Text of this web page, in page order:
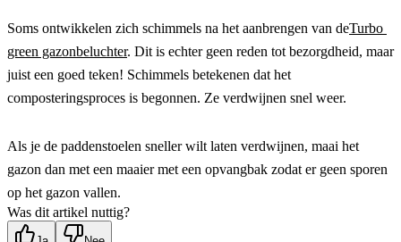
Soms ontwikkelen zich schimmels na het aanbrengen van deTurbo
green gazonbeluchter. Dit is echter geen reden tot bezorgdheid, maar
juist een goed teken! Schimmels betekenen dat het
composteringsproces is begonnen. Ze verdwijnen snel weer.
Als je de paddenstoelen sneller wilt laten verdwijnen, maai het
gazon dan met een maaier met een opvangbak zodat er geen sporen
op het gazon vallen.
Was dit artikel nuttig?